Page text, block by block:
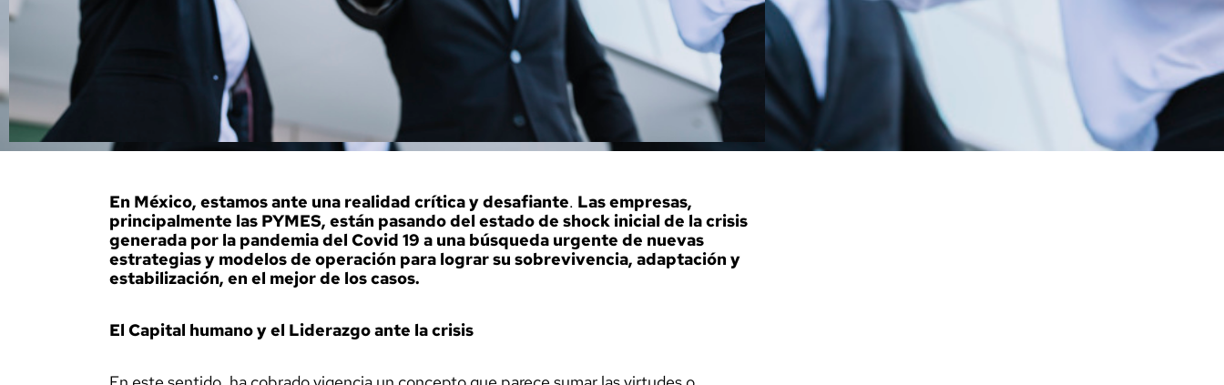
En México, estamos ante una realidad crítica y desafiante. Las empresas,
principalmente las PYMES, están pasando del estado de shock inicial de la crisis
generada por la pandemia del Covid 19 a una búsqueda urgente de nuevas
estrategias y modelos de operación para lograr su sobrevivencia, adaptación y
estabilización, en el mejor de los casos.
El Capital humano y el Liderazgo ante la crisis